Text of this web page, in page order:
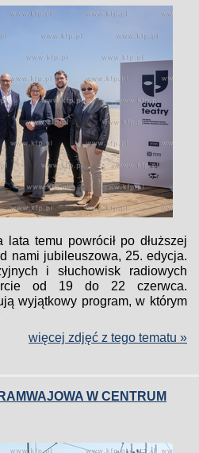
temu powrócił po dłuższej
nami jubileuszowa, 25. edycja.
i słuchowisk radiowych
od 19 do 22 czerwca.
wyjątkowy program, w którym
więcej zdjęć z tego tematu »
W CENTRUM